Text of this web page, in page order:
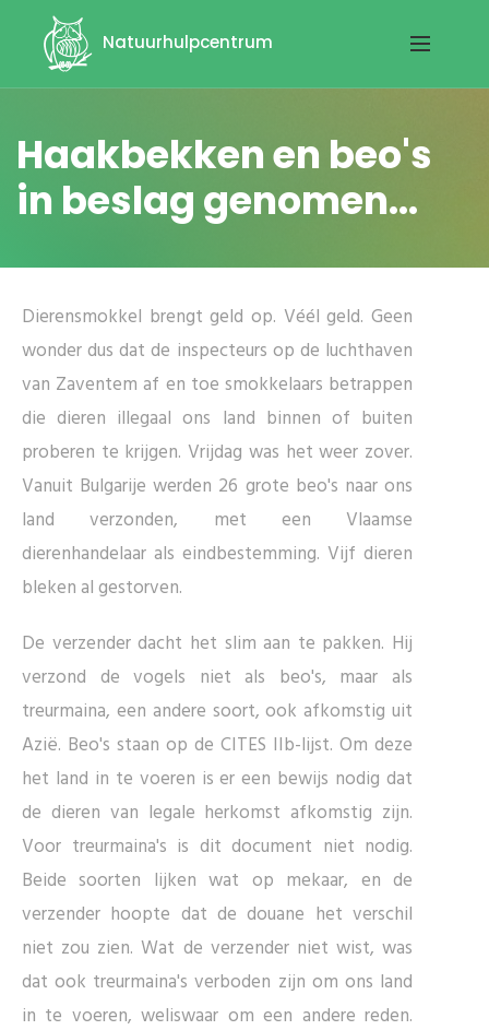
Natuurhulpcentrum
Haakbekken en beo's
in beslag genomen...
Dierensmokkel brengt geld op. Véél geld. Geen
wonder dus dat de inspecteurs op de luchthaven
van Zaventem af en toe smokkelaars betrappen
die dieren illegaal ons land binnen of buiten
proberen te krijgen. Vrijdag was het weer zover.
Vanuit Bulgarije werden 26 grote beo's naar ons
land verzonden, met een Vlaamse
dierenhandelaar als eindbestemming. Vijf dieren
bleken al gestorven.
De verzender dacht het slim aan te pakken. Hij
verzond de vogels niet als beo's, maar als
treurmaina, een andere soort, ook afkomstig uit
Azië. Beo's staan op de CITES IIb-lijst. Om deze
het land in te voeren is er een bewijs nodig dat
de dieren van legale herkomst afkomstig zijn.
Voor treurmaina's is dit document niet nodig.
Beide soorten lijken wat op mekaar, en de
verzender hoopte dat de douane het verschil
niet zou zien. Wat de verzender niet wist, was
dat ook treurmaina's verboden zijn om ons land
in te voeren, weliswaar om een andere reden.